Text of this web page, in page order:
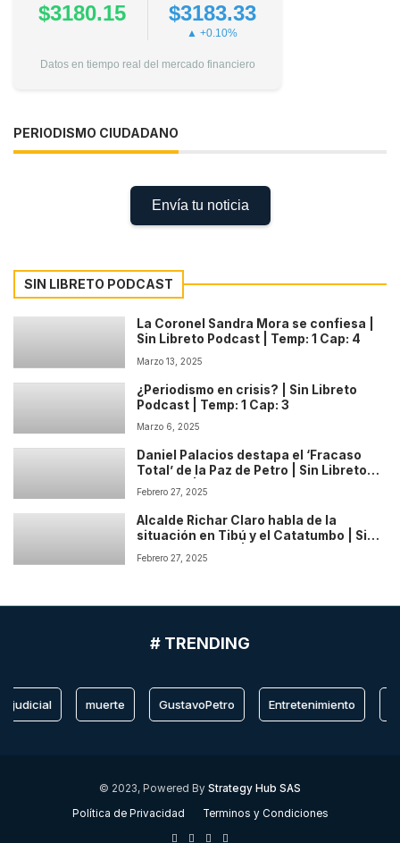
$3180.15 $3183.33
▲ +0.10%
Datos en tiempo real del mercado financiero
PERIODISMO CIUDADANO
Envía tu noticia
SIN LIBRETO PODCAST
La Coronel Sandra Mora se confiesa |
Sin Libreto Podcast | Temp: 1 Cap: 4
Marzo 13, 2025
¿Periodismo en crisis? | Sin Libreto
Podcast | Temp: 1 Cap: 3
Marzo 6, 2025
Daniel Palacios destapa el ‘Fracaso
Total’ de la Paz de Petro | Sin Libreto
Podcast | Temp: 1 Cap: 2
Febrero 27, 2025
Alcalde Richar Claro habla de la
situación en Tibú y el Catatumbo | Sin
Libreto Podcast | Temp: 1 Cap: 1
Febrero 27, 2025
# TRENDING
muerte GustavoPetro Entretenimiento
© 2023, Powered By Strategy Hub SAS
Política de Privacidad
Terminos y Condiciones